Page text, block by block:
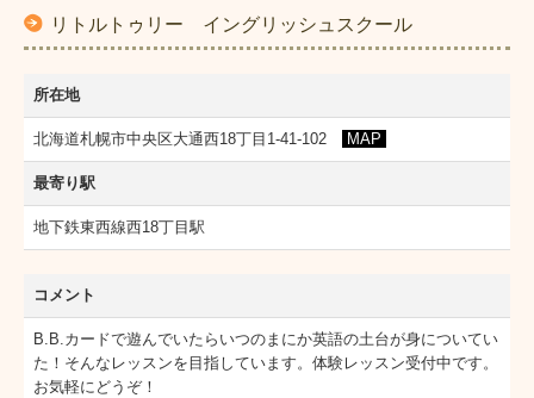
リトルトゥリー イングリッシュスクール
所在地
北海道札幌市中央区大通西18丁目1-41-102 MAP
最寄り駅
地下鉄東西線西18丁目駅
コメント
B.B.カードで遊んでいたらいつのまにか英語の土台が身についてい
た！そんなレッスンを目指しています。体験レッスン受付中です。
お気軽にどうぞ！